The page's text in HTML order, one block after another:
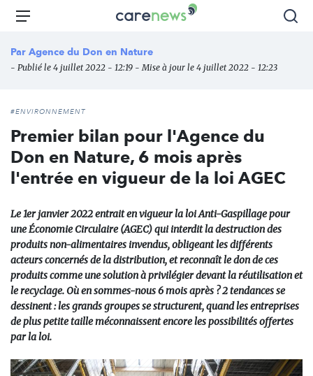
Aller
principal
Carenews,
média
des
Menu
Par Agence du Don en Nature
- Publié le 4 juillet 2022 - 12:19 - Mise à jour le 4 juillet 2022 - 12:23
#ENVIRONNEMENT
Premier bilan pour l'Agence du
Don en Nature, 6 mois après
l'entrée en vigueur de la loi AGEC
Le 1er janvier 2022 entrait en vigueur la loi Anti-Gaspillage pour
une Économie Circulaire (AGEC) qui interdit la destruction des
produits non-alimentaires invendus, obligeant les différents
acteurs concernés de la distribution, et reconnaît le don de ces
produits comme une solution à privilégier devant la réutilisation et
le recyclage. Où en sommes-nous 6 mois après ? 2 tendances se
dessinent : les grands groupes se structurent, quand les entreprises
de plus petite taille méconnaissent encore les possibilités offertes
par la loi.